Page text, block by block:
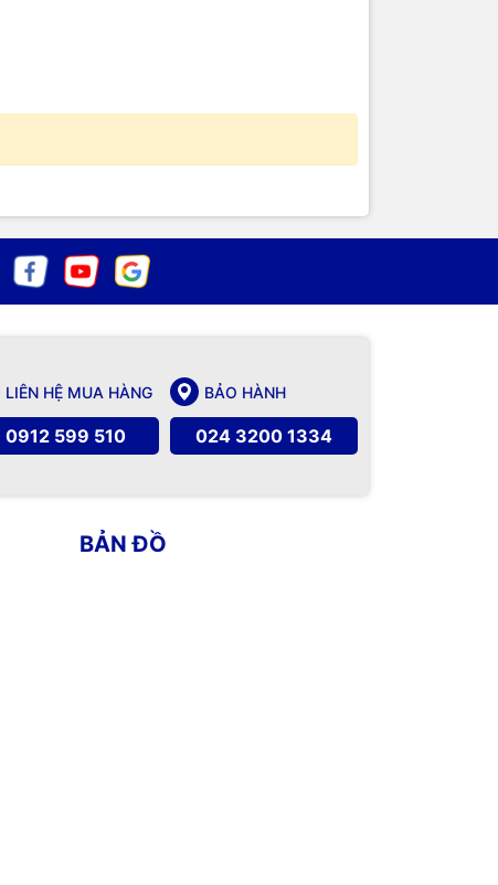
LIÊN HỆ MUA HÀNG
0912 599 510
BẢO HÀNH
024 3200 1334
BẢN ĐỒ